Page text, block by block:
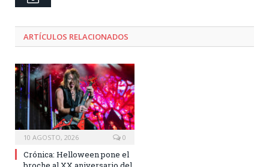
ARTÍCULOS RELACIONADOS
10 AGOSTO, 2026 0
Crónica: Helloween pone el